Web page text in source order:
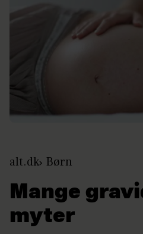
alt.dk Børn
Mange
myter